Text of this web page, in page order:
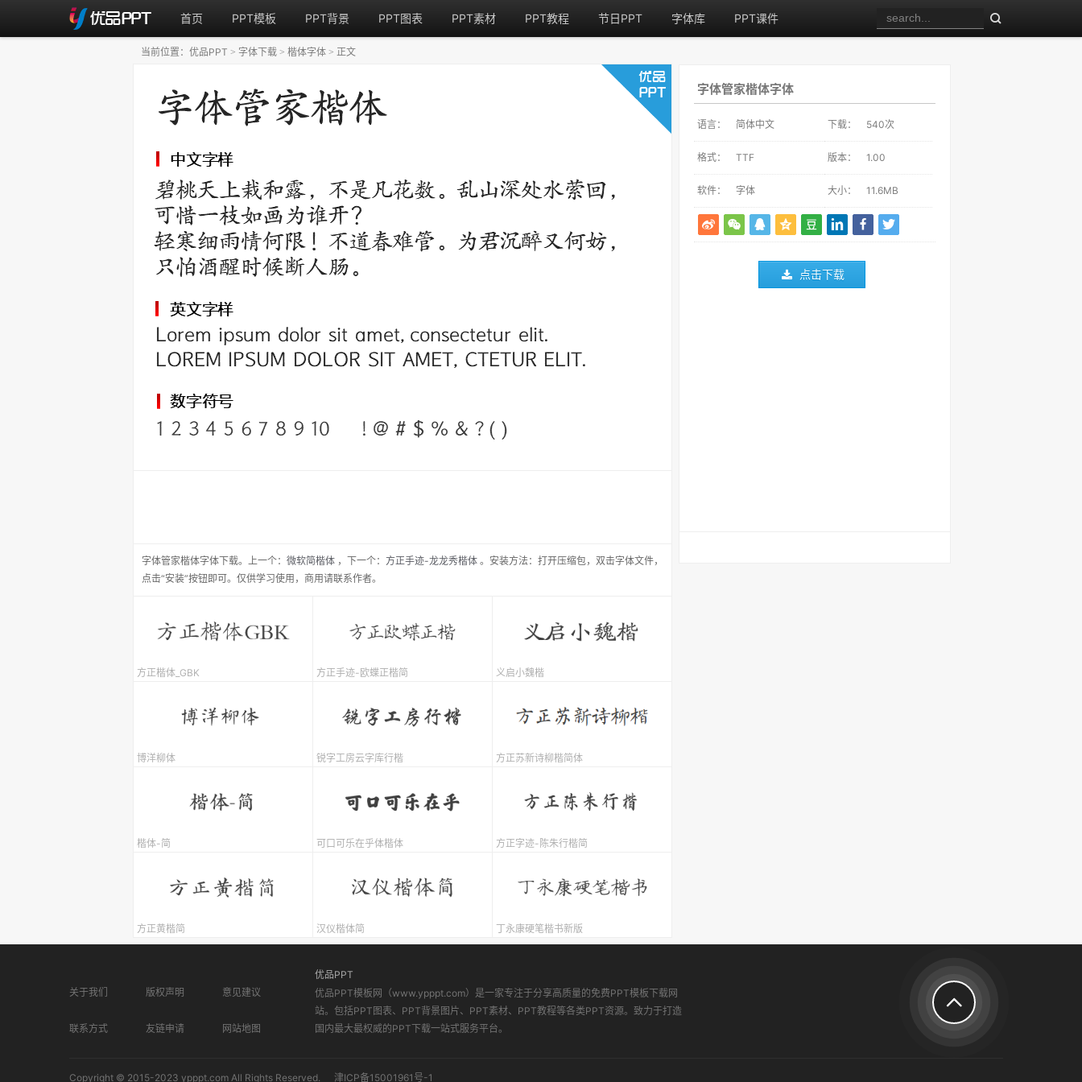
首页 PPT模板 PPT背景 PPT图表 PPT素材 PPT教程 节日PPT 字体库 PPT课件
字体管家楷体字体
语言： 简体中文 下载： 540次
格式： TTF 版本： 1.00
软件： 字体 大小： 11.6MB
点击下载
字体管家楷体字体下载。 上一个： 微软简楷体 ， 下一个： 方正手迹-龙龙秀楷体 。安装方法：打开压缩包，双击字体文件，
点击“安装”按钮即可。仅供学习使用，商用请联系作者。
当前位置： 优品PPT > 字体下载 > 楷体字体 > 正文
方正楷体_GBK 方正手迹-欧蝶正楷简 义启小魏楷
博洋柳体 锐字工房云字库行楷 方正苏新诗柳楷简体
楷体-简 可口可乐在乎体楷体 方正字迹-陈朱行楷简
方正黄楷简 汉仪楷体简 丁永康硬笔楷书新版
关于我们 版权声明 意见建议
联系方式 友链申请 网站地图
优品PPT
优品PPT模板网（www.ypppt.com）是一家专注于分享高质量的免费PPT模板下载网
站。包括PPT图表、PPT背景图片、PPT素材、PPT教程等各类PPT资源。致力于打造
国内最大最权威的PPT下载一站式服务平台。
Copyright © 2015-2023 ypppt.com All Rights Reserved. 津ICP备15001961号-1